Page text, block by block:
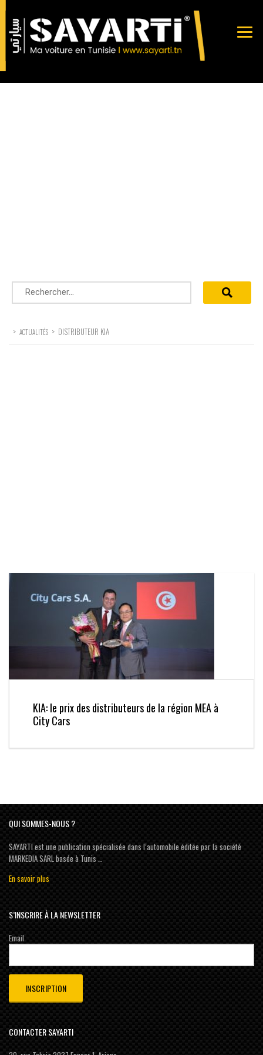
Rechercher :
> ACTUALITÉS > DISTRIBUTEUR KIA
KIA: le prix des distributeurs de la région MEA à
City Cars
QUI SOMMES-NOUS ?
SAYARTI est une publication spécialisée dans l’automobile éditée par la société
MARKEDIA SARL basée à Tunis …
En savoir plus
S’INSCRIRE À LA NEWSLETTER
Email
CONTACTER SAYARTI